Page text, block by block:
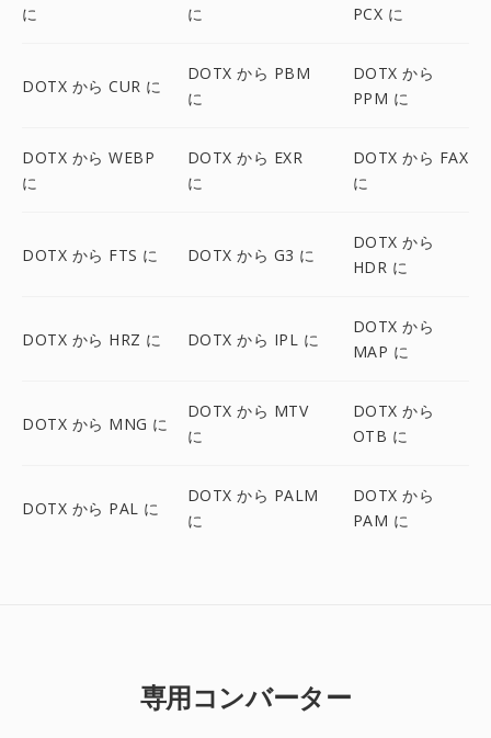
に
に
PCX に
DOTX から CUR に
DOTX から PBM
に
DOTX から
PPM に
DOTX から WEBP
に
DOTX から EXR
に
DOTX から FAX
に
DOTX から FTS に DOTX から G3 に
DOTX から
HDR に
DOTX から HRZ に DOTX から IPL に
DOTX から
MAP に
DOTX から MNG に
DOTX から MTV
に
DOTX から
OTB に
DOTX から PAL に
DOTX から PALM
に
DOTX から
PAM に
専用コンバーター